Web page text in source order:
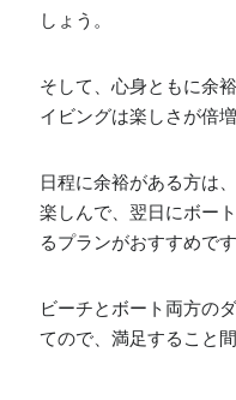
しょう。
そして、心身ともに余
イビングは楽しさが倍
日程に余裕がある方は
楽しんで、翌日にボー
るプランがおすすめです
ビーチとボート両方の
てので、満足すること